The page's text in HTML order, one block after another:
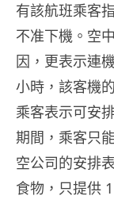
有該航班乘客
不准下機。空
因，更表示連
小時，該客機
乘客表示可安
期間，乘客只
空公司的安排
食物，只提供